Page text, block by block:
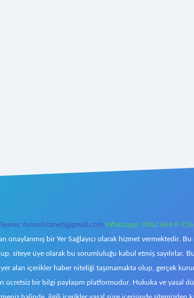
Teams: forumhizmeti@gmail.com Whatsapp: 0262 606 0 726
bir Yer Sağlayıcı olarak hizmet vermektedir.
siteye üye olarak bu sorumluluğu kabul etmiş sayılırlar.
alan içerikler haber niteliği taşımamakta olup, gerçek
bir bilgi paylaşım platformudur. Hukuka ve yasal